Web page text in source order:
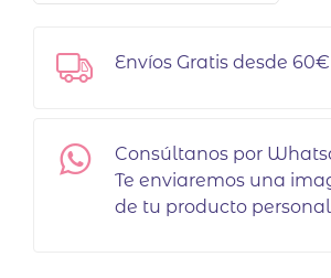
Envíos Gratis desde 60€
Consúltanos por
Te enviaremos una
de tu producto